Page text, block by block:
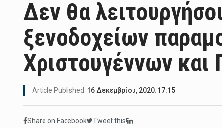
Δεν θα
ξενοδοχείων
Χριστουγέννων και
Article Published: 16 Δεκεμβρίου, 2020, 17:15
Share on Facebook Tweet this!